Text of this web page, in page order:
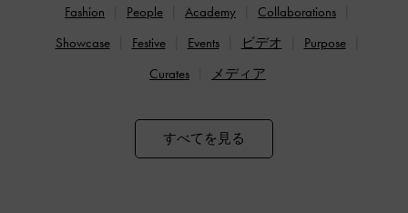
Fashion
People Academy
Collaborations
Showcase
Festive Events ビデオ
Purpose
Curates
メディア
すべてを見る